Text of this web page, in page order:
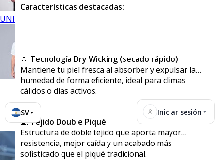
UNIFORMES
SV Iniciar sesión
Características destacadas:
💧 Tecnología Dry Wicking (secado rápido)
Mantiene tu piel fresca al absorber y expulsar la
humedad de forma eficiente, ideal para climas
cálidos o días activos.
🧵Tejido Double Piqué
Estructura de doble tejido que aporta mayor
resistencia, mejor caída y un acabado más
sofisticado que el piqué tradicional.